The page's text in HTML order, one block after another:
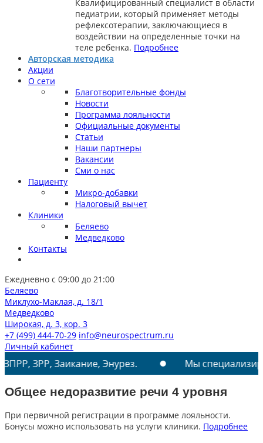
Квалифицированный специалист в области
педиатрии, который применяет методы
рефлексотерапии, заключающиеся в
воздействии на определенные точки на
теле ребенка. Подробнее
Авторская методика
Акции
О сети
Благотворительные фонды
Новости
Программа лояльности
Официальные документы
Статьи
Наши партнеры
Вакансии
Сми о нас
Пациенту
Микро-добавки
Налоговый вычет
Клиники
Беляево
Медведково
Контакты
Ежедневно с 09:00 до 21:00
Беляево
Миклухо-Маклая, д. 18/1
Медведково
Широкая, д. 3, кор. 3
+7 (499) 444-70-29 info@neurospectrum.ru
Личный кабинет
Заикание, Энурез. Мы специализируемся
Общее недоразвитие речи 4 уровня
При первичной регистрации в программе лояльности.
Бонусы можно использовать на услуги клиники. Подробнее